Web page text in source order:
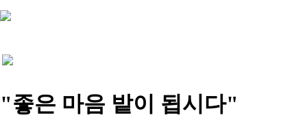
"좋은 마음 밭이 됩시다"